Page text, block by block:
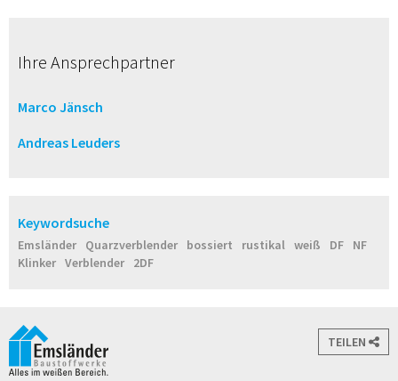
Ihre Ansprechpartner
Marco Jänsch
Andreas Leuders
Keywordsuche
Emsländer Quarzverblender bossiert rustikal weiß DF
NF
Klinker Verblender 2DF
TEILEN